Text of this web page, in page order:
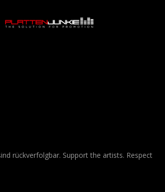
rückverfolgbar. Support the artists. Respect